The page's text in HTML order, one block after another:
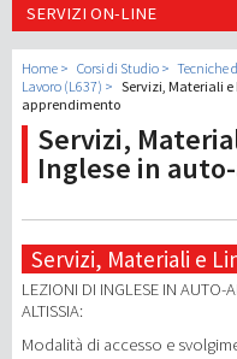
SERVIZI ON-LINE
Home Corsi di Studio
Tecniche
Lavoro (L637)
Servizi, Materiali
apprendimento
Servizi,
Inglese in
Servizi, Materiali e
LEZIONI DI INGLESE IN AUTO-
ALTISSIA:
Modalità di accesso e